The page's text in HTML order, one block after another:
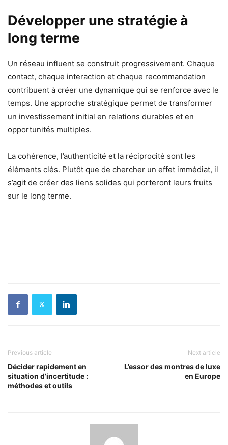
Développer une stratégie à
long terme
Un réseau influent se construit progressivement. Chaque
contact, chaque interaction et chaque recommandation
contribuent à créer une dynamique qui se renforce avec le
temps. Une approche stratégique permet de transformer
un investissement initial en relations durables et en
opportunités multiples.
La cohérence, l’authenticité et la réciprocité sont les
éléments clés. Plutôt que de chercher un effet immédiat, il
s’agit de créer des liens solides qui porteront leurs fruits
sur le long terme.
Previous article
Décider rapidement en
situation d’incertitude :
méthodes et outils
Next article
L’essor des montres de luxe
en Europe